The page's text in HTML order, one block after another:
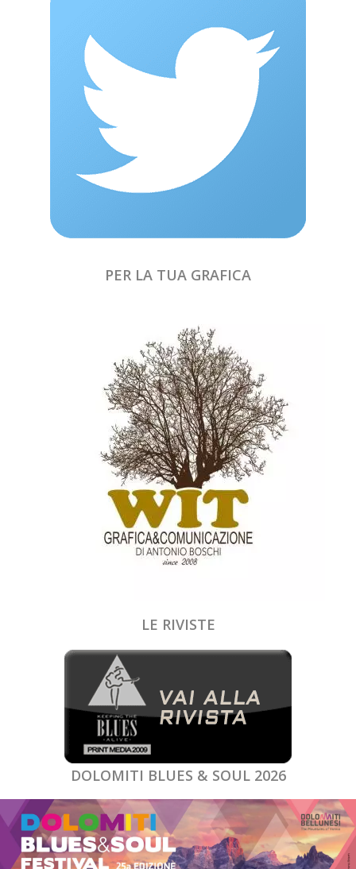
PER LA TUA GRAFICA
LE RIVISTE
DOLOMITI BLUES & SOUL 2026